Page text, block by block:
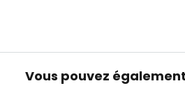
Vous pouvez